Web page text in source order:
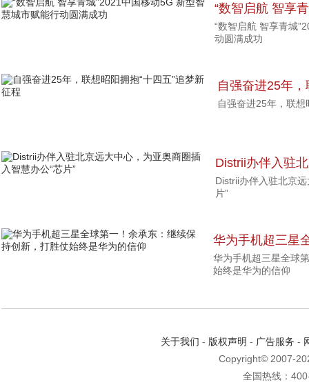
“数智启航 智享
慧城市赋能行动
“数智启航 智享青城
动圆满成功
自强奋进25年，
征程
自强奋进25年，联想
Distrii办伴入驻
智慧办公“芯片”
Distrii办伴入驻北京
片”
华为手机超三星
创新，打胜仗始
华为手机超三星全球
始终是华为的信仰
关于我们 - 版权声明 - 广告服务 -
Copyright© 2007-
全国热线：